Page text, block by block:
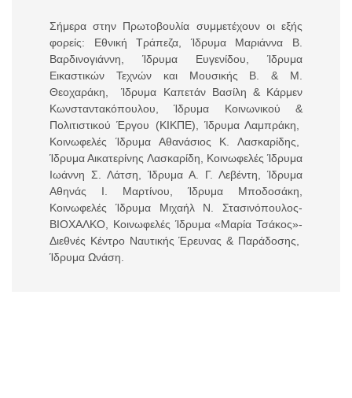
Σήμερα στην Πρωτοβουλία συμμετέχουν οι εξής
φορείς: Εθνική Τράπεζα, Ίδρυμα Μαριάννα Β.
Βαρδινογιάννη, Ίδρυμα Ευγενίδου, Ίδρυμα
Εικαστικών Τεχνών και Μουσικής Β. & Μ.
Θεοχαράκη, Ίδρυμα Καπετάν Βασίλη & Κάρμεν
Κωνσταντακόπουλου, Ίδρυμα Κοινωνικού &
Πολιτιστικού Έργου (ΚΙΚΠΕ), Ίδρυμα Λαμπράκη,
Κοινωφελές Ίδρυμα Αθανάσιος Κ. Λασκαρίδης,
Ίδρυμα Αικατερίνης Λασκαρίδη, Κοινωφελές Ίδρυμα
Ιωάννη Σ. Λάτση, Ίδρυμα Α. Γ. Λεβέντη, Ίδρυμα
Αθηνάς Ι. Μαρτίνου, Ίδρυμα Μποδοσάκη,
Κοινωφελές Ίδρυμα Μιχαήλ Ν. Στασινόπουλος-
ΒΙΟΧΑΛΚΟ, Κοινωφελές Ίδρυμα «Μαρία Τσάκος»-
Διεθνές Κέντρο Ναυτικής Έρευνας & Παράδοσης,
Ίδρυμα Ωνάση.